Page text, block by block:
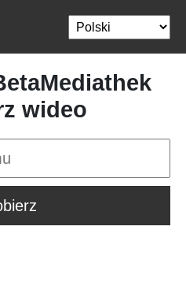
wideo